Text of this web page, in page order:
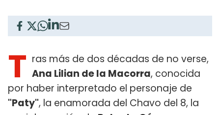
T ras más de dos décadas de no verse,
Ana Lilian de la Macorra, conocida
por haber interpretado el personaje de
"Paty", la enamorada del Chavo del 8, la